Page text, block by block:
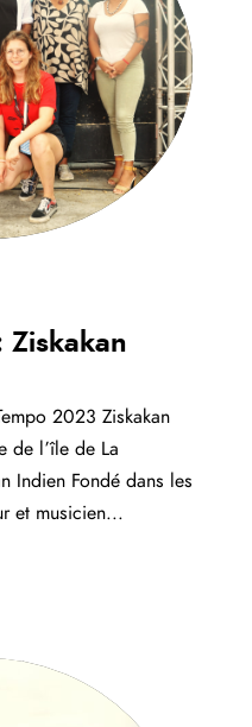
Ziskakan
2023 Ziskakan
de l’île de La
Indien Fondé dans les
et musicien...